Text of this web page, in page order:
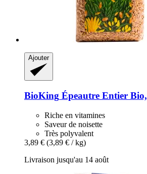
Ajouter
BioKing Épeautre Entier
Riche en vitamines
Saveur de noisette
Très polyvalent
3,89 € (3,89 € / kg)
Livraison jusqu'au 14 août